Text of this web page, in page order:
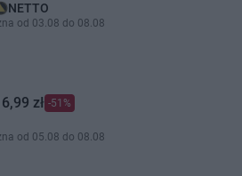
NETTO
od 03.08 do 08.08
zł -51%
od 05.08 do 08.08